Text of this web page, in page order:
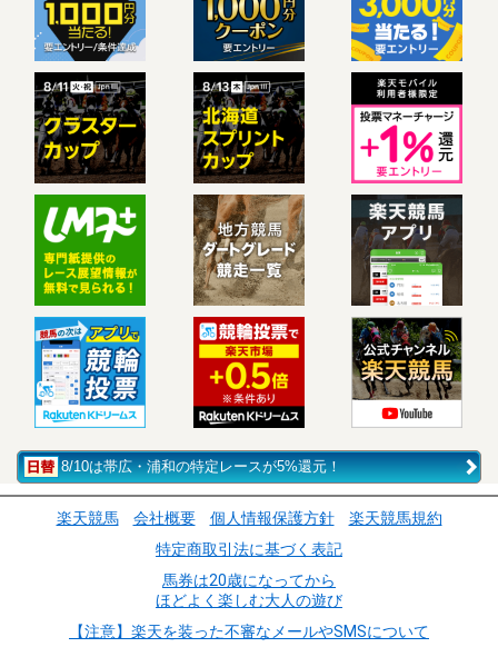
8/10は帯広・浦和の特定レースが5%還元！
楽天競馬 会社概要 個人情報保護方針
楽天競馬規約
特定商取引法に基づく表記
馬券は20歳になってから
ほどよく楽しむ大人の遊び
【注意】楽天を装った不審なメールやSMSについて